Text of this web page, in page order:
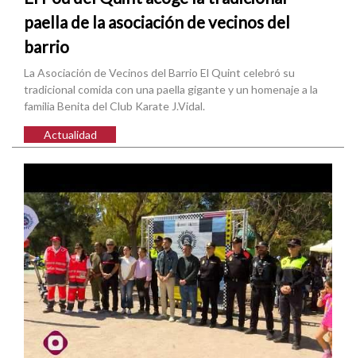
paella de la asociación de vecinos del
barrio
La Asociación de Vecinos del Barrio El Quint celebró su
tradicional comida con una paella gigante y un homenaje a la
familia Benita del Club Karate J.Vidal.
Actualidad